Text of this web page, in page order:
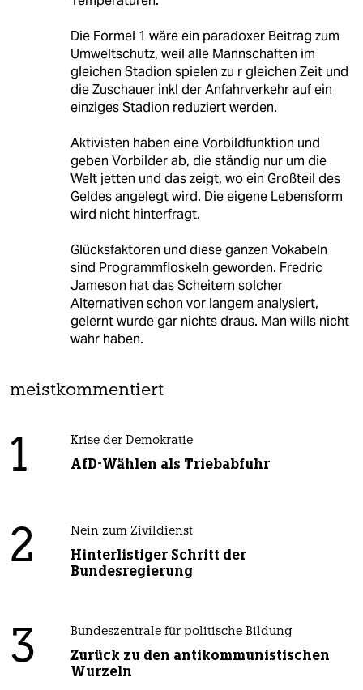
Die Formel 1 wäre ein paradoxer Beitrag zum
Umweltschutz, weil alle Mannschaften im
gleichen Stadion spielen zu r gleichen Zeit und
die Zuschauer inkl der Anfahrverkehr auf ein
einziges Stadion reduziert werden.
Aktivisten haben eine Vorbildfunktion und
geben Vorbilder ab, die ständig nur um die
Welt jetten und das zeigt, wo ein Großteil des
Geldes angelegt wird. Die eigene Lebensform
wird nicht hinterfragt.
Glücksfaktoren und diese ganzen Vokabeln
sind Programmfloskeln geworden. Fredric
Jameson hat das Scheitern solcher
Alternativen schon vor langem analysiert,
gelernt wurde gar nichts draus. Man wills nicht
wahr haben.
meistkommentiert
1 Krise der Demokratie
AfD-Wählen als Triebabfuhr
2 Nein zum Zivildienst
Hinterlistiger Schritt der
Bundesregierung
3 Bundeszentrale für politische Bildung
Zurück zu den antikommunistischen
Wurzeln